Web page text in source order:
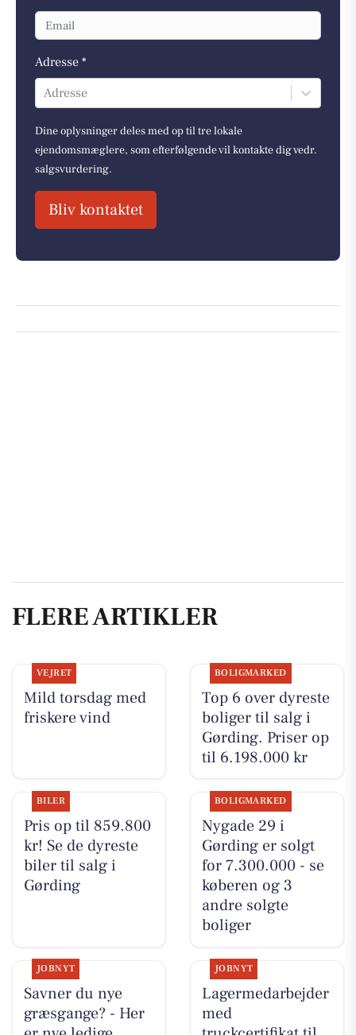
Adresse *
Adresse
Dine oplysninger deles med op til tre lokale
ejendomsmæglere, som efterfølgende vil kontakte dig vedr.
salgsvurdering.
Bliv kontaktet
FLERE ARTIKLER
VEJRET
Mild torsdag med
friskere vind
BOLIGMARKED
Top 6 over dyreste
boliger til salg i
Gørding. Priser op
til 6.198.000 kr
BILER
Pris op til 859.800
kr! Se de dyreste
biler til salg i
Gørding
BOLIGMARKED
Nygade 29 i
Gørding er solgt
for 7.300.000 - se
køberen og 3
andre solgte
boliger
JOBNYT
Savner du nye
græsgange? - Her
JOBNYT
Lagermedarbejder
med